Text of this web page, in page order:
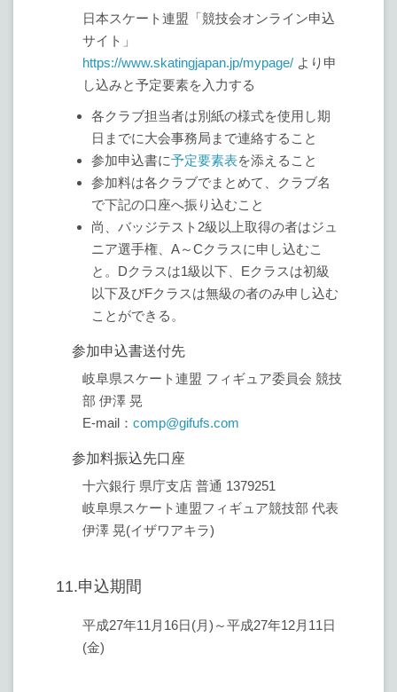
日本スケート連盟「競技会オンライン申込
サイト」
https://www.skatingjapan.jp/mypage/より申
し込みと予定要素を入力する
各クラブ担当者は別紙の様式を使用し期
日までに大会事務局まで連絡すること
参加申込書に予定要素表を添えること
参加料は各クラブでまとめて、クラブ名
で下記の口座へ振り込むこと
尚、バッジテスト2級以上取得の者はジュ
ニア選手権、A～Cクラスに申し込むこ
と。Dクラスは1級以下、Eクラスは初級
以下及びFクラスは無級の者のみ申し込む
ことができる。
参加申込書送付先
岐阜県スケート連盟 フィギュア委員会 競技
部 伊澤 晃
E-mail： comp@gifufs.com
参加料振込先口座
十六銀行 県庁支店 普通 1379251
岐阜県スケート連盟フィギュア競技部 代表
伊澤 晃(イザワアキラ)
11.申込期間
平成27年11月16日(月)～平成27年12月11日
(金)